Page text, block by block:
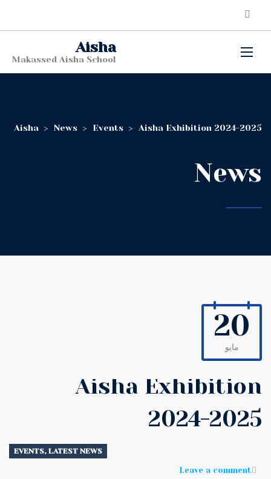
Aisha
Makassed Aisha School
Aisha > News > Events > Aisha Exhibition 2024-2025
News
20
مايو
Aisha Exhibition
2024-2025
EVENTS, LATEST NEWS
Leave a comment